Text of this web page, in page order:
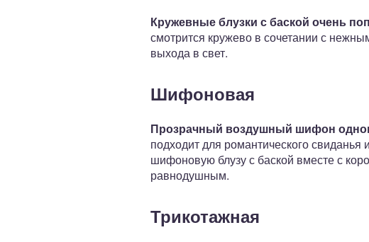
Кружевные блузки с баской очень
смотрится кружево в сочетании с
выхода в свет.
Шифоновая
Прозрачный воздушный шифон
подходит для романтического свиданья
шифоновую блузу с баской вместе с
равнодушным.
Трикотажная